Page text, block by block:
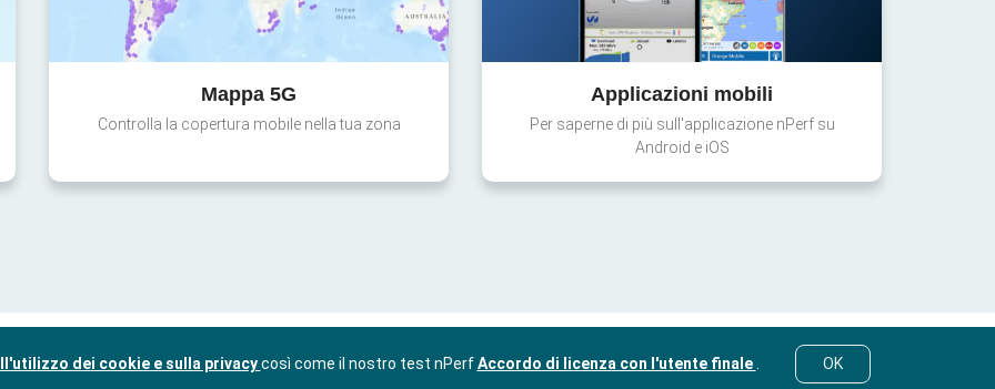
Mappa 5G
Controlla la copertura mobile nella tua zona
Applicazioni mobili
Per saperne di più sull'applicazione nPerf su
Android e iOS
dei cookie e sulla privacycosì come il nostro test nPerfAccordo di licenza con l'utente finale OK